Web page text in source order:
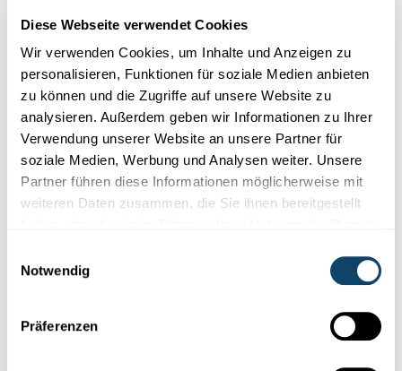
Diese Webseite verwendet Cookies
Wir verwenden Cookies, um Inhalte und Anzeigen zu
personalisieren, Funktionen für soziale Medien anbieten
zu können und die Zugriffe auf unsere Website zu
analysieren. Außerdem geben wir Informationen zu Ihrer
Verwendung unserer Website an unsere Partner für
soziale Medien, Werbung und Analysen weiter. Unsere
Partner führen diese Informationen möglicherweise mit
weiteren Daten zusammen, die Sie ihnen bereitgestellt
Notwendig
Präferenzen
Cookies im Zusammenhang mit sozialen
sehen, ändern Sie bitte Ihre Einstellungen.
EINSTELLUNGEN ÄNDERN
Youtube-Kanal